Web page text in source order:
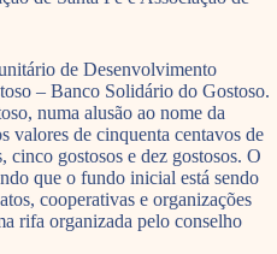
de Desenvolvimento
– Banco Solidário do Gostoso.
numa alusão ao nome da
valores de cinquenta centavos de
cinco gostosos e dez gostosos. O
que o fundo inicial está sendo
cooperativas e organizações
rifa organizada pelo conselho